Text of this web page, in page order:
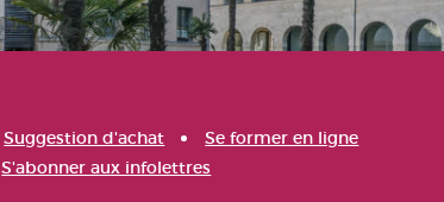
Suggestion d'achat
Se former en ligne
S'abonner aux infolettres